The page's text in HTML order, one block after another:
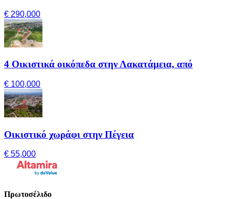
€ 290,000
4 Οικιστικά οικόπεδα στην Λακατάμεια, από
€ 100,000
Οικιστικό χωράφι στην Πέγεια
€ 55,000
Πρωτοσέλιδο